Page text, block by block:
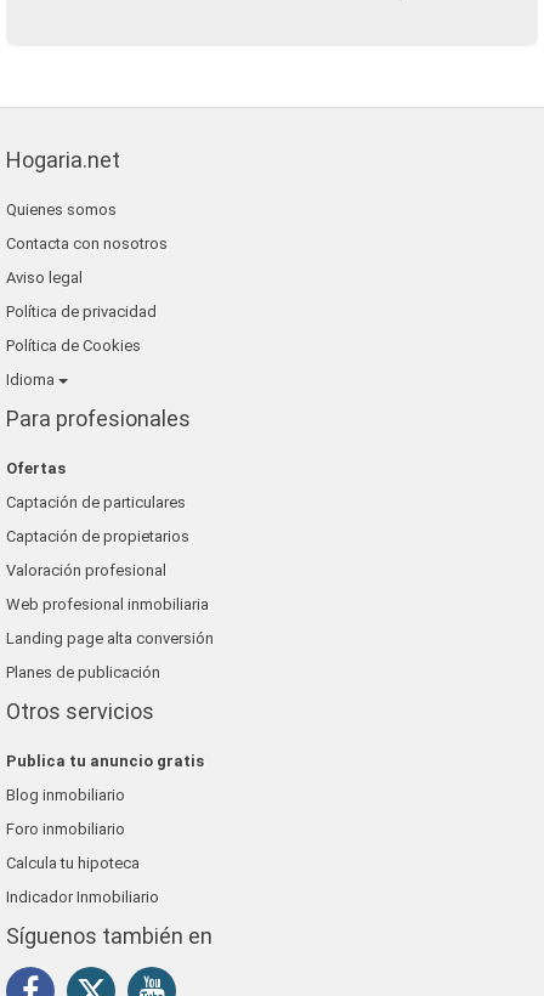
Hogaria.net
Quienes somos
Contacta con nosotros
Aviso legal
Política de privacidad
Política de Cookies
Idioma
Para profesionales
Ofertas
Captación de particulares
Captación de propietarios
Valoración profesional
Web profesional inmobiliaria
Landing page alta conversión
Planes de publicación
Otros servicios
Publica tu anuncio gratis
Blog inmobiliario
Foro inmobiliario
Calcula tu hipoteca
Indicador Inmobiliario
Síguenos también en